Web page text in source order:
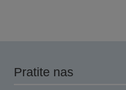
Stupit ćemo u
Pratite nas